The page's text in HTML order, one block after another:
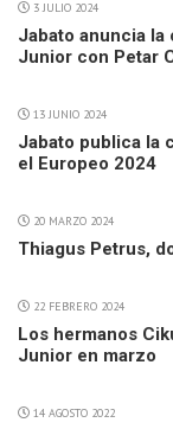
3 JULIO 2024
Jabato anuncia la
Junior con Petar
13 JUNIO 2024
Jabato publica la
el Europeo 2024
20 MARZO 2024
Thiagus Petrus,
22 FEBRERO 2024
Los hermanos
Junior en marzo
14 AGOSTO 2022